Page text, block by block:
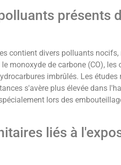
présents
contient divers polluants
monoxyde de carbone (CO), les
imbrûlés. Les études
s'avère plus élevée dans
lors des
liés à